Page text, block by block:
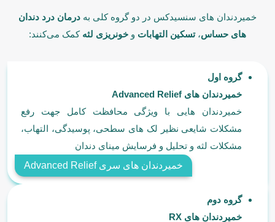
خمیردندان های سنسیدکس در دو گروه کلی به درمان درد دندان
های حساس،تسکین التهابات و خونریزی لثه کمک می­‌کنند:
گروه اول
خمیردندان های Advanced Relief
خمیردندان­ هایی با ویژگی محافظت کامل جهت رفع
مشکلات شایعی نظیر لک­ های سطحی، پوسیدگی، التهاب،
مشکلات لثه و تحلیل و فرسایش مینای دندان
خمیردندان های سری Advanced Relief
گروه دوم
خمیردندان های RX